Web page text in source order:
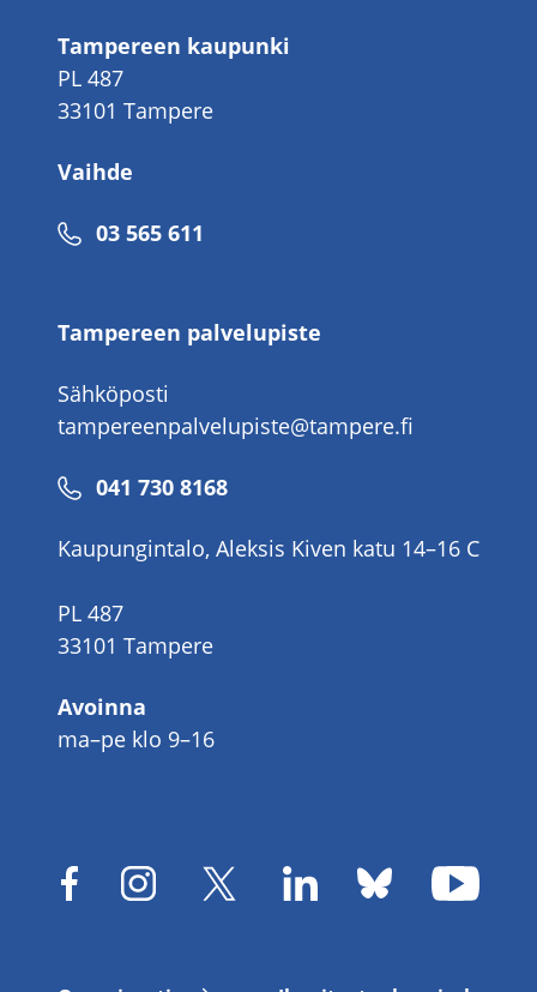
Tampereen kaupunki
PL 487
33101 Tampere
Vaihde
Puhelinnumero
03 565 611
Tampereen palvelupiste
Sähköposti
tampereenpalvelupiste@tampere.fi
Puhelinnumero
041 730 8168
Kaupungintalo, Aleksis Kiven katu 14–16 C
PL 487
33101 Tampere
Avoinna
ma–pe klo 9–16